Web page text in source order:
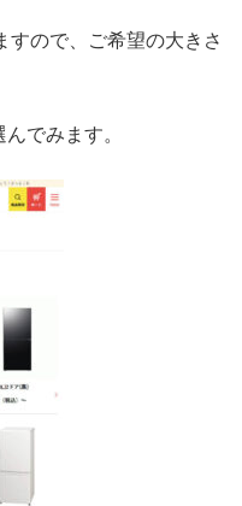
すので、ご希望の大きさ
でみます。